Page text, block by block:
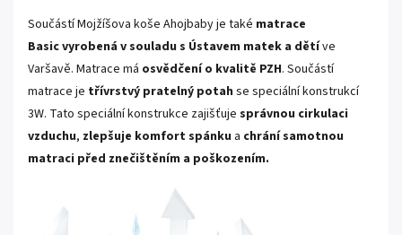
Součástí Mojžíšova koše Ahojbaby je také matrace
Basicvyrobená v souladu s Ústavem matek a dětíve
Varšavě. Matrace má osvědčení o kvalitě PZH. Součástí
matrace je třívrstvý pratelný potah se speciální konstrukcí
3W. Tato speciální konstrukce zajišťuje správnou cirkulaci
vzduchu, zlepšuje komfort spánku a chrání samotnou
matraci před znečištěním a poškozením.